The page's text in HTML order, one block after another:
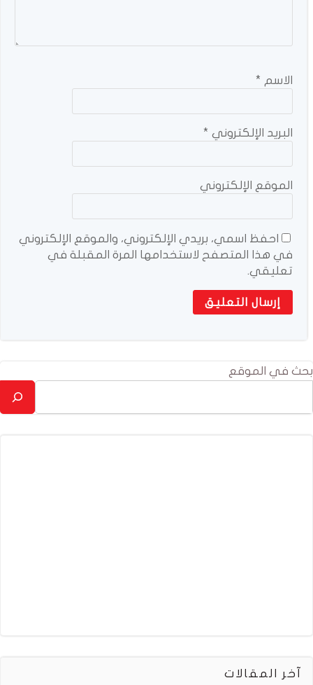
الاسم *
البريد الإلكتروني *
الموقع الإلكتروني
احفظ اسمي، بريدي الإلكتروني، والموقع الإلكتروني
في هذا المتصفح لاستخدامها المرة المقبلة في
تعليقي.
بحث في الموقع
آخر المقالات